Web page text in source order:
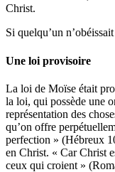
Christ.
Si quelqu’un
Une loi provisoire
La loi de Moïse était
la loi, qui possède une
représentation des
qu’on offre
perfection » (Hébreux
en Christ. « Car Christ
ceux qui croient »